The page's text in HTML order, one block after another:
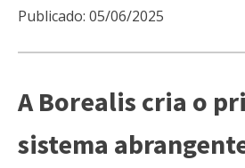
Publicado: 05/06/2025
A Borealis cria o
sistema